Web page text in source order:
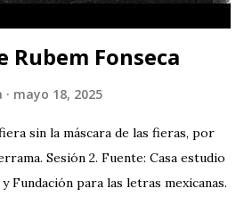
Rubem Fonseca
mayo 18, 2025
sin la máscara de las fieras, por
Sesión 2. Fuente: Casa estudio
Fundación para las letras mexicanas.